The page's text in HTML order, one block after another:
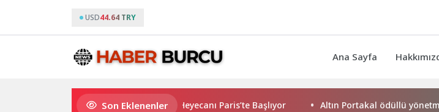
USD44.64 TRY
Ana Sayfa
Son Eklenenler
2026 PUBG Mobile World Cup Heyecanı Paris’te Başlıyor Altın Portakal ödüllü yönetmen